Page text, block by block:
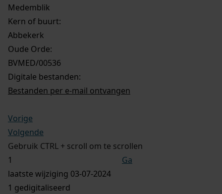
Medemblik
Kern of buurt:
Abbekerk
Oude Orde:
BVMED/00536
Digitale bestanden:
Bestanden per e-mail ontvangen
Vorige
Volgende
Gebruik CTRL + scroll om te scrollen
Ga
laatste wijziging 03-07-2024
1 gedigitaliseerd